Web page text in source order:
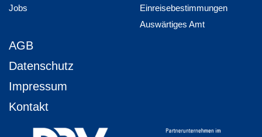
Jobs
Einreisebestimmungen
Auswärtiges Amt
AGB
Datenschutz
Impressum
Kontakt